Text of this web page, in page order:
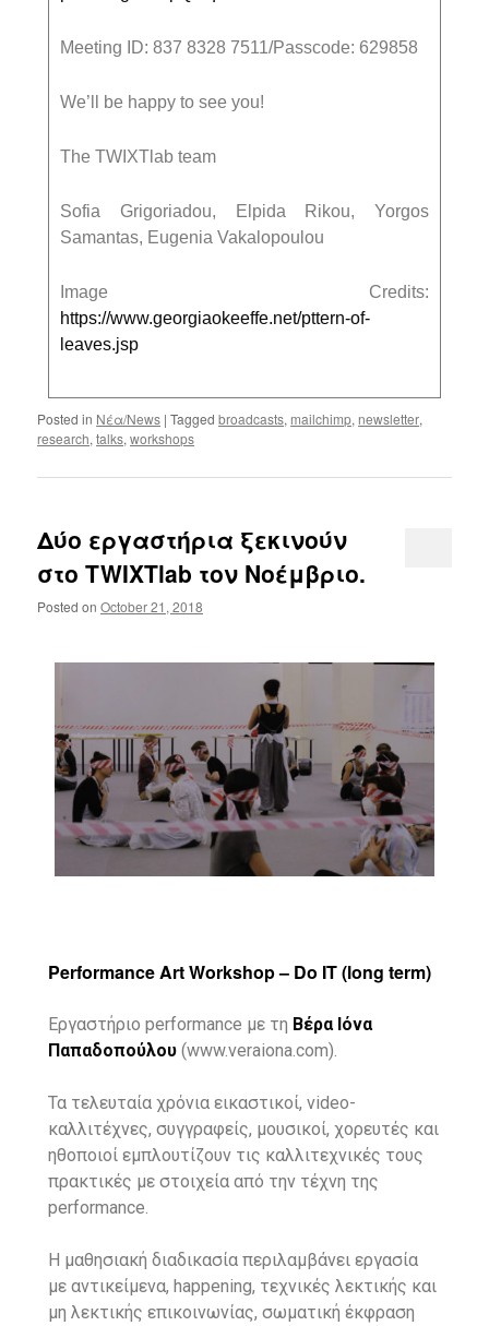
Meeting ID: 837 8328 7511/Passcode: 629858
We’ll be happy to see you!
The TWIXTlab team
Sofia Grigoriadou, Elpida Rikou, Yorgos
Samantas, Eugenia Vakalopoulou
Image Credits:
https://www.georgiaokeeffe.net/pttern-of-
leaves.jsp
Posted in Νέα/News |Tagged broadcasts, mailchimp, newsletter,
research,talks,workshops
Δύο εργαστήρια ξεκινούν
στο TWIXTlab τον Νοέμβριο.
Posted onOctober 21, 2018
Performance Art Workshop – Do IΤ (long term)
Εργαστήριο performance με τη Βέρα Ιόνα
Παπαδοπούλου (www.veraiona.com).
Τα τελευταία χρόνια εικαστικοί, video-
καλλιτέχνες, συγγραφείς, μουσικοί, χορευτές και
ηθοποιοί εμπλουτίζουν τις καλλιτεχνικές τους
πρακτικές με στοιχεία από την τέχνη της
performance.
Η μαθησιακή διαδικασία περιλαμβάνει εργασία
με αντικείμενα, happening, τεχνικές λεκτικής και
μη λεκτικής επικοινωνίας, σωματική έκφραση